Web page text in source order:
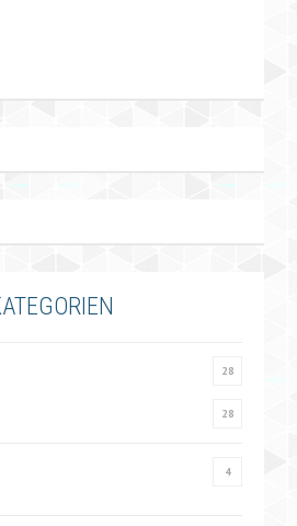
28
28
4